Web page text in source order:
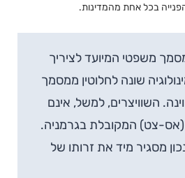
בכל אחת מהמדינות.
משפטי המיועד לציריך
שונה לחלוטין ממסמך
השוויצרים, למשל, אינם
משתמשים באות ß (אס-צט) המקובלת בגרמניה.
מסגיר מיד את זרותו של